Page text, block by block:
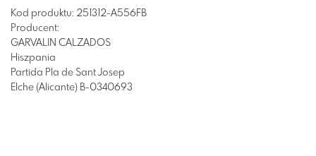
Kod produktu: 251312-A556FB
Producent:
GARVALIN CALZADOS
Hiszpania
Partida Pla de Sant Josep
Elche (Alicante) B-0340693